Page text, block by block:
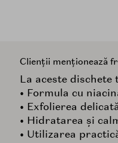
Clienții menționează
La aceste
• Formula cu
• Exfolierea
• Hidratarea și
• Utilizarea